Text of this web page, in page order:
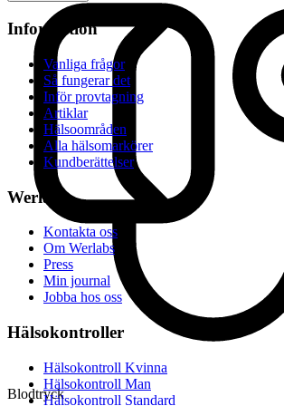
Blodtryck
Information
Vanliga frågor
Så fungerar det
Inför provtagning
Artiklar
Hälsoområden
Alla hälsomarkörer
Kundberättelser
Werlabs
Kontakta oss
Om Werlabs
Press
Min journal
Jobba hos oss
Hälsokontroller
Hälsokontroll Kvinna
Hälsokontroll Man
Hälsokontroll Standard